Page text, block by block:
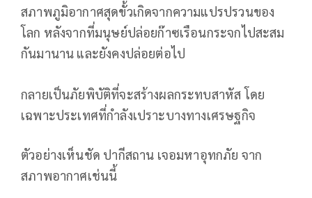
สภาพภูมิอากาศสุดขั้วเกิดจากความแปรปรวนของ
โลก หลังจากที่มนุษย์ปล่อยก๊าซเรือนกระจกไปสะสม
กันมานาน และยังคงปล่อยต่อไป
กลายเป็นภัยพิบัติที่จะสร้างผลกระทบสาหัส โดย
เฉพาะประเทศที่กำลังเปราะบางทางเศรษฐกิจ
ตัวอย่างเห็นชัด ปากีสถาน เจอมหาอุทกภัย จาก
สภาพอากาศเช่นนี้